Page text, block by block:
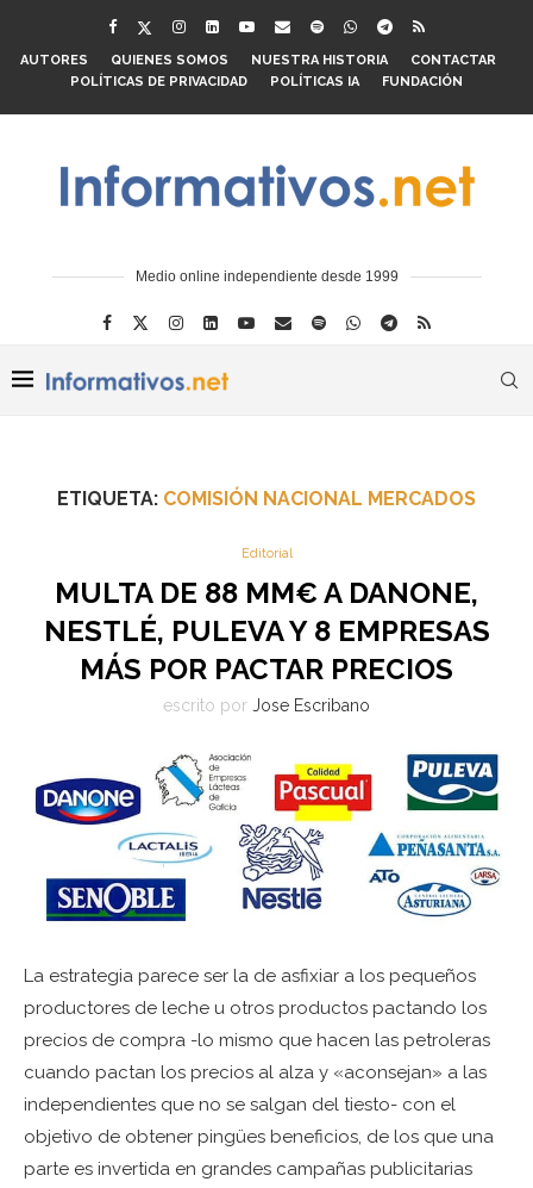
AUTORES QUIENES SOMOS NUESTRA HISTORIA
CONTACTAR
POLÍTICAS DE PRIVACIDAD
POLÍTICAS IA FUNDACIÓN
Medio online independiente desde 1999
ETIQUETA: COMISIÓN NACIONAL MERCADOS
Editorial
MULTA DE 88 MM€ A DANONE,
NESTLÉ, PULEVA Y 8 EMPRESAS
MÁS POR PACTAR PRECIOS
escrito por Jose Escribano
La estrategia parece ser la de asfixiar a los pequeños
productores de leche u otros productos pactando los
precios de compra -lo mismo que hacen las petroleras
cuando pactan los precios al alza y «aconsejan» a las
independientes que no se salgan del tiesto- con el
objetivo de obtener pingües beneficios, de los que una
parte es invertida en grandes campañas publicitarias